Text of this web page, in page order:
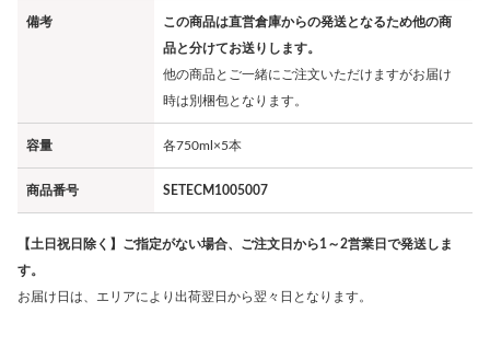
備考
この商品は直営倉庫からの発送となるため他の商
品と分けてお送りします。
他の商品とご一緒にご注文いただけますがお届け
時は別梱包となります。
容量 各750ml×5本
商品番号 SETECM1005007
【土日祝日除く】ご指定がない場合、ご注文日から1～2営業日で発送しま
す。
お届け日は、エリアにより出荷翌日から翌々日となります。